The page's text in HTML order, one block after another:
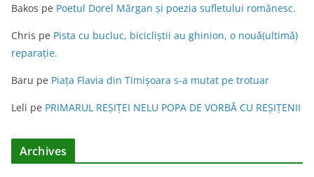
Bakos pe Poetul Dorel Mărgan şi poezia sufletului românesc.
Chris pe Pista cu bucluc, bicicliștii au ghinion, o nouă(ultimă)
reparație.
Baru pe Piața Flavia din Timişoara s-a mutat pe trotuar
Leli pe PRIMARUL REŞIŢEI NELU POPA DE VORBĂ CU REŞIŢENII
Archives